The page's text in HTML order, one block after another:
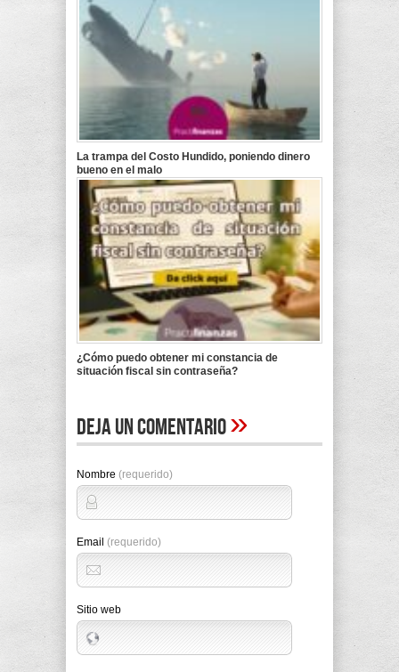
La trampa del Costo Hundido, poniendo dinero
bueno en el malo
¿Cómo puedo obtener mi constancia de
situación fiscal sin contraseña?
Deja un comentario»
Nombre (requerido)
Email (requerido)
Sitio web